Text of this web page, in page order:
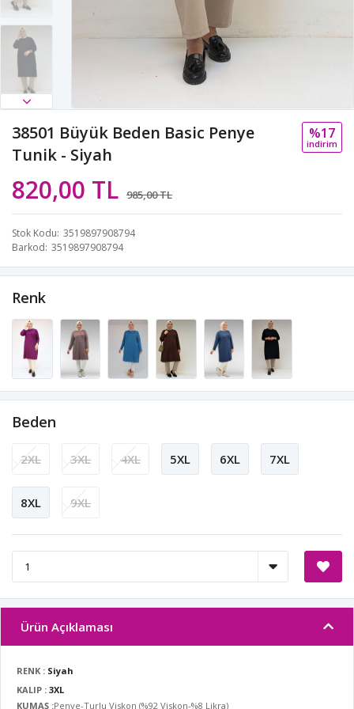
38501 Büyük Beden Basic Penye
Tunik - Siyah
820,00 TL 985,00 TL
%17
i̇ndi̇ri̇m
Stok Kodu 3519897908794
Barkod 3519897908794
Renk
Beden
2XL 3XL 4XL 5XL 6XL 7XL
8XL 9XL
Ürün Açıklaması
RENK : Siyah
KALIP : 3XL
KUMAŞ :Penye-Turlu Viskon (%92 Viskon-%8 Likra)